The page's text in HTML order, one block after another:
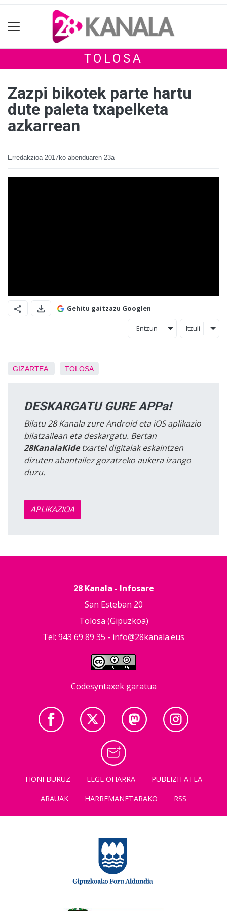
TOLOSA
Zazpi bikotek parte hartu
dute paleta txapelketa
azkarrean
Erredakzioa 2017ko abenduaren 23a
Gehitu gaitzazu Googlen
Entzun Itzuli
GIZARTEA TOLOSA
DESKARGATU GURE APPa!
Bilatu 28 Kanala zure Android eta iOS aplikazio
bilatzailean eta deskargatu. Bertan
28KanalaKidetxartel digitalak eskaintzen
dizuten abantailez gozatzeko aukera izango
duzu.
APLIKAZIOA
28 Kanala - Infosare
San Esteban 20
Tolosa (Gipuzkoa)
Tel: 943 69 89 35 - info@28kanala.eus
Codesyntaxek garatua
HONI BURUZ LEGE OHARRA
PUBLIZITATEA
ARAUAK
HARREMANETARAKO RSS